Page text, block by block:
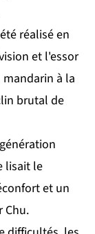
réalisé en
et l'essor
à la
brutal de
lisait le
et un
Chu.